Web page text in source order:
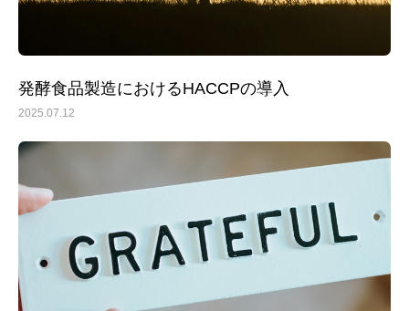
発酵食品製造におけるHACCPの導入
2025.07.12